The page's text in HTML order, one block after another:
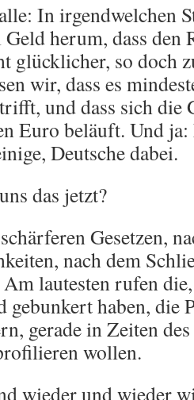
In irgendwelchen
herum, dass den
glücklicher, so doch
wir, dass es
und dass sich die
Euro beläuft. Und ja:
Deutsche dabei.
das jetzt?
Gesetzen,
nach dem
lautesten rufen
gebunkert haben, die
gerade in Zeiten
wollen.
wieder und wieder